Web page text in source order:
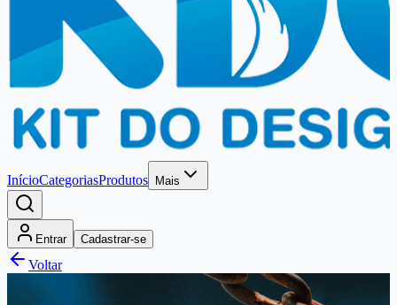
InícioCategoriasProdutos Mais
Entrar Cadastrar-se
Voltar